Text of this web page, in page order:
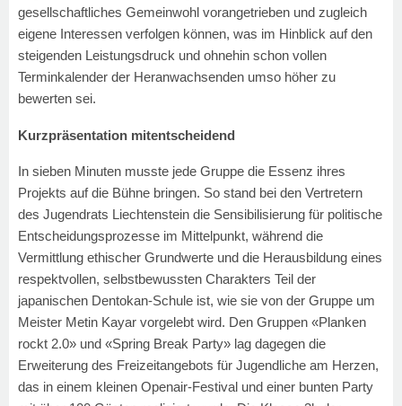
gesellschaftliches Gemeinwohl vorangetrieben und zugleich
eigene Interessen verfolgen können, was im Hinblick auf den
steigenden Leistungsdruck und ohnehin schon vollen
Terminkalender der Heranwachsenden umso höher zu
bewerten sei.
Kurzpräsentation mitentscheidend
In sieben Minuten musste jede Gruppe die Essenz ihres
Projekts auf die Bühne bringen. So stand bei den Vertretern
des Jugendrats Liechtenstein die Sensibilisierung für politische
Entscheidungsprozesse im Mittelpunkt, während die
Vermittlung ethischer Grundwerte und die Herausbildung eines
respektvollen, selbstbewussten Charakters Teil der
japanischen Dentokan-Schule ist, wie sie von der Gruppe um
Meister Metin Kayar vorgelebt wird. Den Gruppen «Planken
rockt 2.0» und «Spring Break Party» lag dagegen die
Erweiterung des Freizeitangebots für Jugendliche am Herzen,
das in einem kleinen Openair-Festival und einer bunten Party